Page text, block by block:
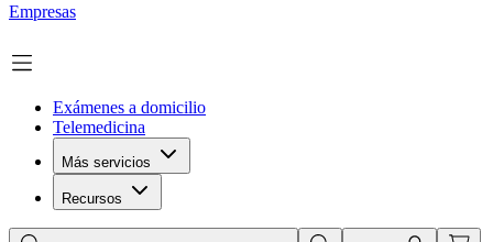
Empresas
Exámenes a domicilio
Telemedicina
Más servicios
Recursos